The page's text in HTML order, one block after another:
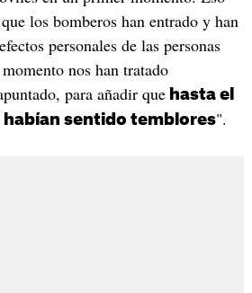
los bomberos han entrado y han
personales de las personas
nos han tratado
para añadir quehasta el
sentido temblores".